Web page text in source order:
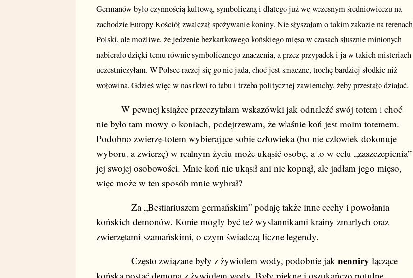
Germanów było czynnością kultową, symboliczną i dlatego już we wczesnym średniowieczu na
zachodzie Europy Kościół zwalczał spożywanie koniny. Nie słyszałam o takim zakazie na terenach
Polski, ale możliwe, że jedzenie bezkartkowego końskiego mięsa w czasach słusznie minionych
nabierało dzięki temu równie symbolicznego znaczenia, a przez przypadek i ja w takich misteriach
uczestniczyłam. W Polsce raczej się go nie jada, choć jest smaczne, trochę bardziej słodkie niż
wołowina. Gdzieś więc w nas tkwi to tabu i trzeba politycznej zawieruchy, żeby przestało działać.
W pewnej książce przeczytałam wskazówki jak odnaleźć swój totem i choć
nie było tam mowy o koniach, podejrzewam, że właśnie koń jest moim totemem.
Podobno zwierzę-totem wybierające sobie człowieka (bo nie człowiek dokonuje
wyboru, a zwierzę) w realnym życiu może ukąsić osobę, a to w celu „zaszczepienia”
jej swojej osobowości. Mnie koń nie ukąsił ani nie kopnął, ale jadłam jego mięso,
więc może w ten sposób mnie wybrał?
Za „Bestiariuszem germańskim” podaję także inne cechy i powołania
końskich demonów. Konie mogły być też wysłannikami krainy zmarłych oraz
zwierzętami szamańskimi, o czym świadczą liczne legendy.
Często związane były z żywiołem wody, podobnie jak nenniry łączące
końską postać demona z żywiołem wody. Były piękne i oszukańczo potulne,